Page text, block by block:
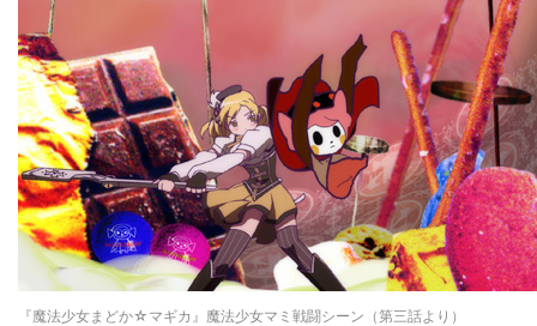
『魔法少女まどか☆マギカ』魔法少女マミ戦闘シーン（第三話より）